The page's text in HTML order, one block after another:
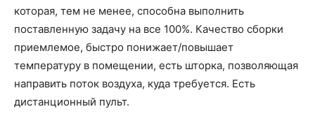
которая, тем не менее, способна выполнить
поставленную задачу на все 100%. Качество сборки
приемлемое, быстро понижает/повышает
температуру в помещении, есть шторка, позволяющая
направить поток воздуха, куда требуется. Есть
дистанционный пульт.